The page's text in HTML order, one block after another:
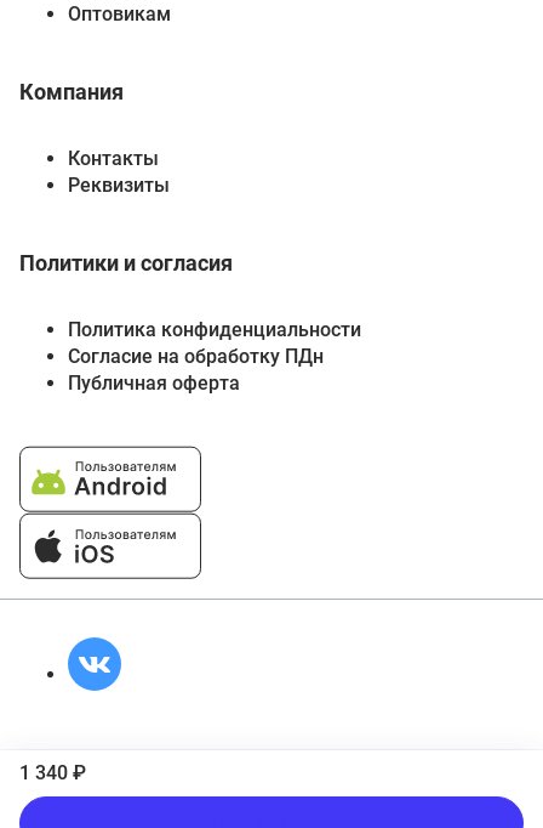
1 340 ₽
Оптовикам
Компания
Контакты
Реквизиты
Политики и согласия
Политика конфиденциальности
Согласие на обработку ПДн
Публичная оферта